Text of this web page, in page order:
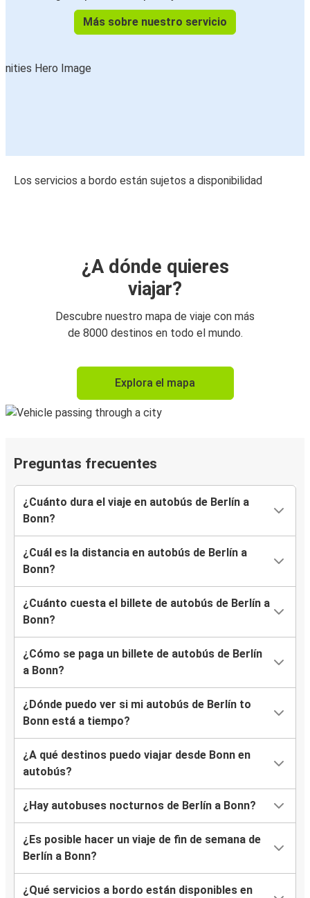
Más sobre nuestro servicio
Los servicios a bordo están sujetos a disponibilidad
¿A dónde quieres
viajar?
Descubre nuestro mapa de viaje con más
de 8000 destinos en todo el mundo.
Explora el mapa
Preguntas frecuentes
¿Cuánto dura el viaje en autobús de Berlín a
Bonn?
¿Cuál es la distancia en autobús de Berlín a
Bonn?
¿Cuánto cuesta el billete de autobús de Berlín a
Bonn?
¿Cómo se paga un billete de autobús de Berlín
a Bonn?
¿Dónde puedo ver si mi autobús de Berlín to
Bonn está a tiempo?
¿A qué destinos puedo viajar desde Bonn en
autobús?
¿Hay autobuses nocturnos de Berlín a Bonn?
¿Es posible hacer un viaje de fin de semana de
Berlín a Bonn?
¿Qué servicios a bordo están disponibles en